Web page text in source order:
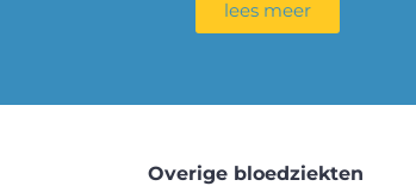
lees meer
Overige bloedziekten